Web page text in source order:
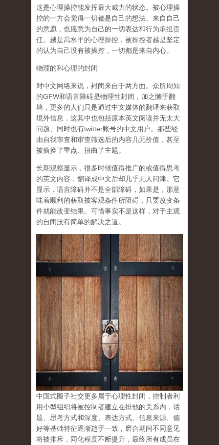
这是心理操控能发挥最大威力的状态。被心理操
控的一方会觉得一切都是自己的想法、来自自己
的意愿，也愿意为自己的一切表达和行为承担责
任。越是高水平的心理操控，被操控者越是坚定
的认为自己没有被操控，一切都是来自内心。
物理的和心理的封闭
对中文网络来说，封闭来自于两方面。众所周知
的GFW和语言障碍是物理性封闭，加之懒于翻
墙，更多的人们只是通过中文媒体的翻译来获取
境外信息，这其中也包括原本英文阅读并无太大
问题、同时也有twitter账号的中文用户。那些经
由自我审查和审查筛选后的内容几无价值，甚至
被偷换了重点、扭曲了主题。
长期观察显示，很多时候值得推广的或值得思考
的英文内容，翻译成中文后却几乎无人问津。它
显示，语言障碍并不是全部障碍，如果是，那意
味着顺利的获取被客观条件所阻碍，只要改变条
件就能改变结果。可惜事实不是这样，对于主观
的自闭没有简单的解决之道。
中国式圈子社交更多属于心理性封闭，控制者利
用小型组织将被控制者建立在排他的关系内，话
题、思考方式和深度、表达方式、信息来源、偏
好等基础特征逐渐趋于一致，磨合期间不同意见
将被排斥，同化程度不断提升，最终所有成员在